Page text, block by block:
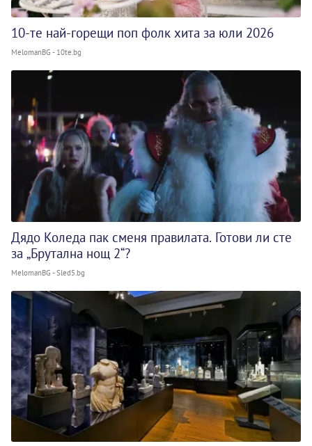
10-те най-горещи поп фолк хита за юли 2026
MelomanBG - 10te.bg
Дядо Коледа пак сменя правилата. Готови ли сте
за „Брутална нощ 2“?
MelomanBG - Sled5.bg